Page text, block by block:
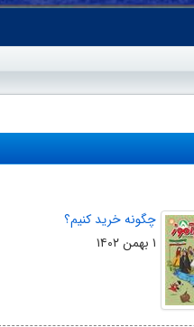
چگونه خرید کنیم؟
۱ بهمن ۱۴۰۲